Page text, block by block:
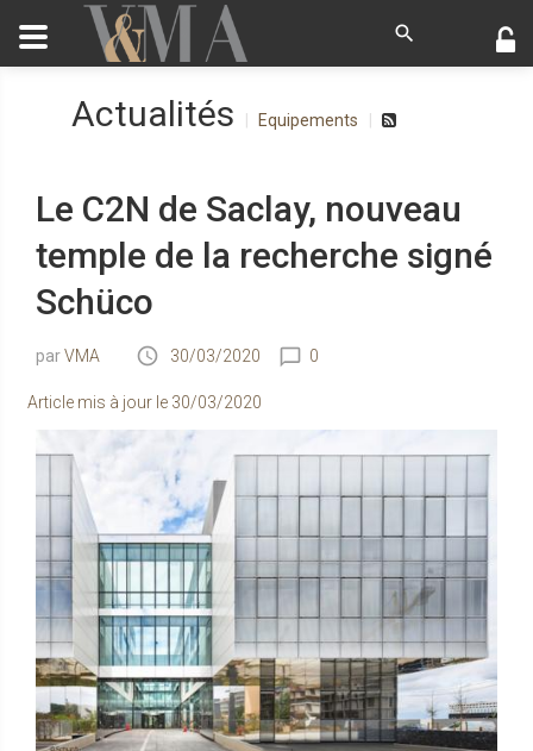
Actualités Equipements
Le C2N de Saclay, nouveau
temple de la recherche signé
Schüco
VMA 30/03/2020 0
Article mis à jour le 30/03/2020